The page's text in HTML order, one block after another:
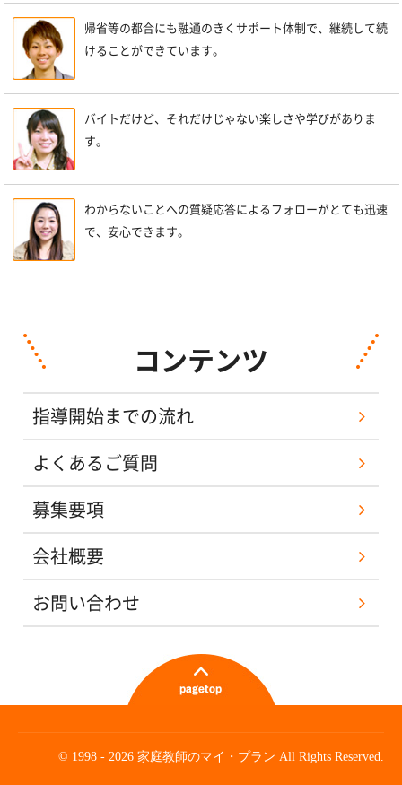
帰省等の都合にも融通のきくサポート体制で、継続して続
けることができています。
バイトだけど、それだけじゃない楽しさや学びがありま
す。
わからないことへの質疑応答によるフォローがとても迅速
で、安心できます。
コンテンツ
指導開始までの流れ
よくあるご質問
募集要項
会社概要
お問い合わせ
© 1998 - 2026 家庭教師のマイ・プラン All Rights Reserved.